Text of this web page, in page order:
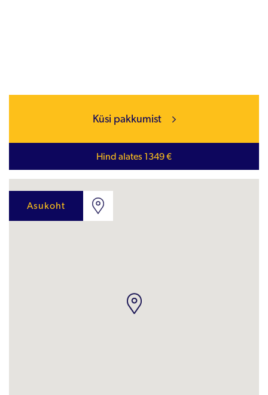
Küsi pakkumist
Hind alates 1349 €
Asukoht